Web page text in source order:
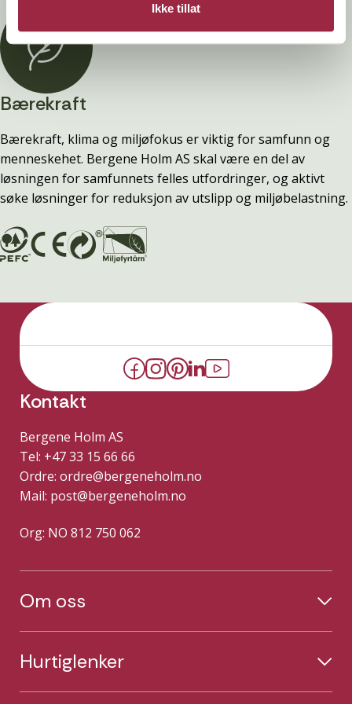
Ikke tillat
Bærekraft
Bærekraft, klima og miljøfokus er viktig for samfunn og
menneskehet. Bergene Holm AS skal være en del av
løsningen for samfunnets felles utfordringer, og aktivt
søke løsninger for reduksjon av utslipp og miljøbelastning.
Kontakt
Bergene Holm AS
Tel: +47 33 15 66 66
Ordre: ordre@bergeneholm.no
Mail: post@bergeneholm.no
Org: NO 812 750 062
Om oss
Hurtiglenker